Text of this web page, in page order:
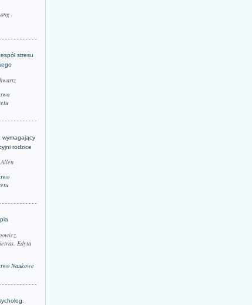
stresu
wymagający
rodzice
Edyta
Naukowe